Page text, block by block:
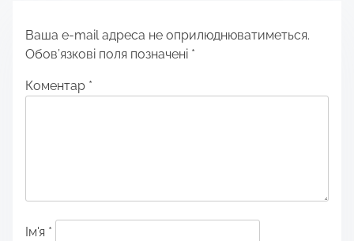
Ваша e-mail адреса не оприлюднюватиметься.
Обов’язкові поля позначені *
Коментар *
Ім'я *